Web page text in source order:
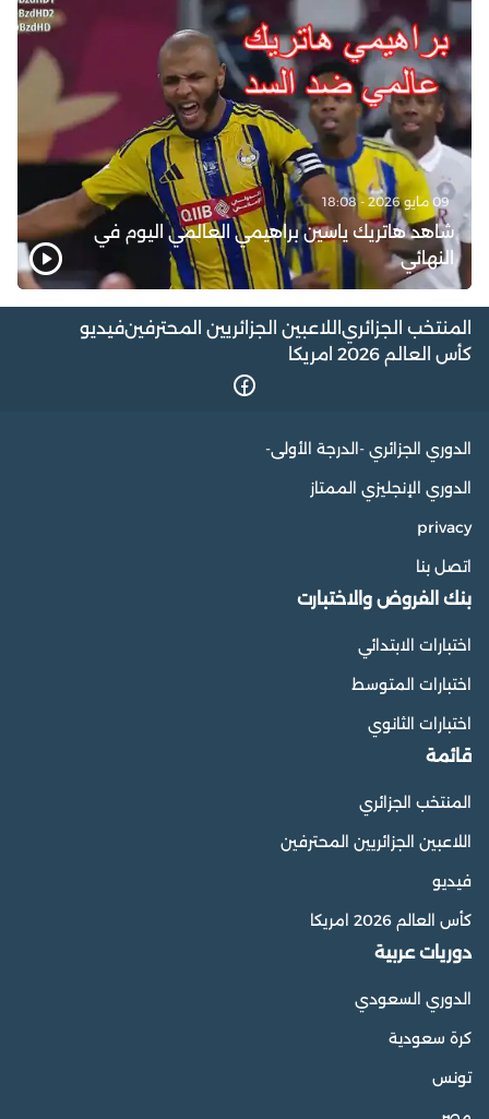
09 مايو 2026 - 18:08
شاهد هاتريك ياسين براهيمي العالمي اليوم في
النهائي
المنتخب الجزائري اللاعبين الجزائريين المحترفينفيديو
كأس العالم 2026 امريكا
الدوري الجزائري -الدرجة الأولى-
الدوري الإنجليزي الممتاز
privacy
اتصل بنا
بنك الفروض والاختبارت
اختبارات الابتدائي
اختبارات المتوسط
اختبارات الثانوي
قائمة
المنتخب الجزائري
اللاعبين الجزائريين المحترفين
فيديو
كأس العالم 2026 امريكا
دوريات عربية
الدوري السعودي
كرة سعودية
تونس